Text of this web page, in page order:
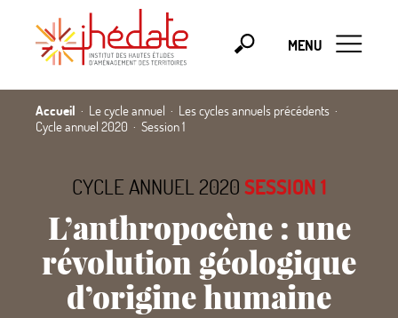
MENU
Accueil Le cycle annuel
Les cycles annuels précédents
Cycle annuel 2020
Session 1
CYCLE ANNUEL 2020 SESSION 1
L’anthropocène : une
révolution géologique
d’origine humaine